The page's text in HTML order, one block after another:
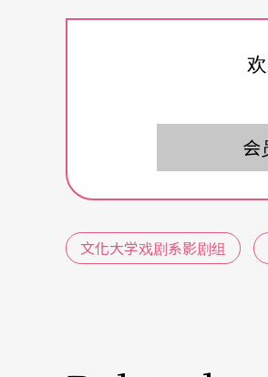
这次的演出，更运用了旋
智的观赏者，一会又像是
会
文化大学戏剧系影剧组